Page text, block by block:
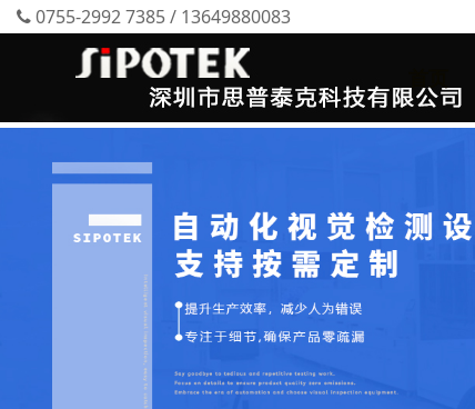
0755-2992 7385 / 13649880083